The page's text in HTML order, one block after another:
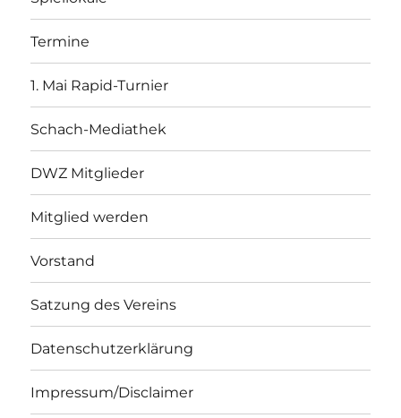
Termine
1. Mai Rapid-Turnier
Schach-Mediathek
DWZ Mitglieder
Mitglied werden
Vorstand
Satzung des Vereins
Datenschutzerklärung
Impressum/Disclaimer